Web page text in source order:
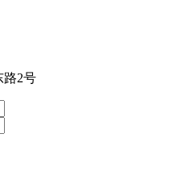
路2号